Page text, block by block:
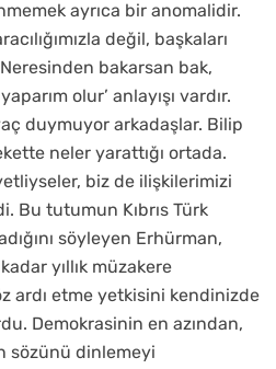
ayrıca bir anomalidir.
değil, başkaları
Neresinden bakarsan bak,
olur’ anlayışı vardır.
duymuyor arkadaşlar. Bilip
neler yarattığı ortada.
biz de ilişkilerimizi
Bu tutumun Kıbrıs Türk
söyleyen Erhürman,
yıllık müzakere
ardı etme yetkisini kendinizde
Demokrasinin en azından,
sözünü dinlemeyi